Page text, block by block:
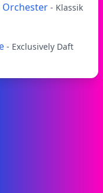
Orchester - Klassik
- Exclusively Daft